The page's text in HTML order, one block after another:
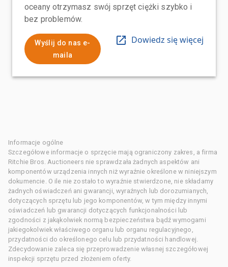
oceany otrzymasz swój sprzęt ciężki szybko i
bez problemów.
Wyślij do nas e-
maila
Dowiedz się więcej
Informacje ogólne
Szczegółowe informacje o sprzęcie mają ograniczony zakres, a firma
Ritchie Bros. Auctioneers nie sprawdzała żadnych aspektów ani
komponentów urządzenia innych niż wyraźnie określone w niniejszym
dokumencie. O ile nie zostało to wyraźnie stwierdzone, nie składamy
żadnych oświadczeń ani gwarancji, wyraźnych lub dorozumianych,
dotyczących sprzętu lub jego komponentów, w tym między innymi
oświadczeń lub gwarancji dotyczących funkcjonalności lub
zgodności z jakąkolwiek normą bezpieczeństwa bądź wymogami
jakiegokolwiek właściwego organu lub organu regulacyjnego,
przydatności do określonego celu lub przydatności handlowej.
Zdecydowanie zaleca się przeprowadzenie własnej szczegółowej
inspekcji sprzętu przed złożeniem oferty.